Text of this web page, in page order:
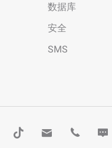
数据库
安全
SMS